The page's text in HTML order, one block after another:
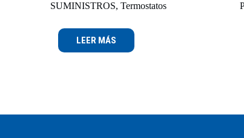
SUMINISTROS, Termostatos
LEER MÁS